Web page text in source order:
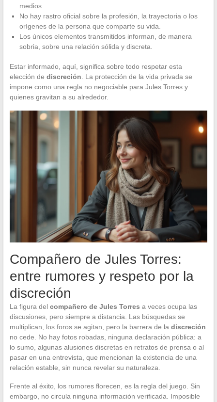
medios.
No hay rastro oficial sobre la profesión, la trayectoria o los
orígenes de la persona que comparte su vida.
Los únicos elementos transmitidos informan, de manera
sobria, sobre una relación sólida y discreta.
Estar informado, aquí, significa sobre todo respetar esta
elección de discreción . La protección de la vida privada se
impone como una regla no negociable para Jules Torres y
quienes gravitan a su alrededor.
Compañero de Jules Torres:
entre rumores y respeto por la
discreción
La figura del compañero de Jules Torres a veces ocupa las
discusiones, pero siempre a distancia. Las búsquedas se
multiplican, los foros se agitan, pero la barrera de la discreción
no cede. No hay fotos robadas, ninguna declaración pública: a
lo sumo, algunas alusiones discretas en retratos de prensa o al
pasar en una entrevista, que mencionan la existencia de una
relación estable, sin nunca revelar su naturaleza.
Frente al éxito, los rumores florecen, es la regla del juego. Sin
embargo, no circula ninguna información verificada. Imposible